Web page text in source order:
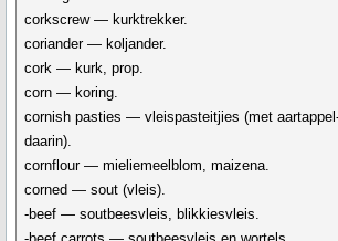
corkscrew — kurktrekker.
coriander — koljander.
cork — kurk, prop.
corn — koring.
cornish pasties — vleispasteitjies (met
daarin).
cornflour — mieliemeelblom, maizena.
corned — sout (vleis).
-beef — soutbeesvleis, blikkiesvleis.